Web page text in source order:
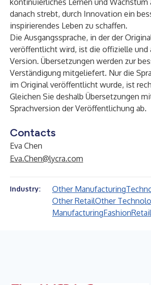
kontinuierliches Lernen und Wachstum
danach strebt, durch Innovation ein
inspirierendes Leben zu schaffen.
Die Ausgangssprache, in der der
veröffentlicht wird, ist die offizielle und
Version. Übersetzungen werden zur
Verständigung mitgeliefert. Nur die
im Original veröffentlicht wurde, ist
Gleichen Sie deshalb Übersetzungen
Sprachversion der Veröffentlichung ab.
Contacts
Eva Chen
Eva.Chen@lycra.com
Industry: Other Manufacturing
Other RetailOther
ManufacturingFashionRetail